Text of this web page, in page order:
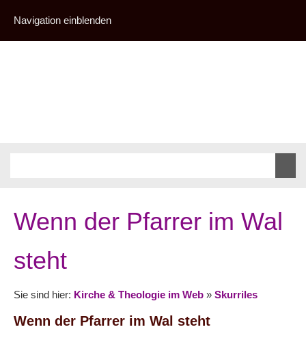
Navigation einblenden
Wenn der Pfarrer im Wal
steht
Sie sind hier: Kirche & Theologie im Web » Skurriles
Wenn der Pfarrer im Wal steht